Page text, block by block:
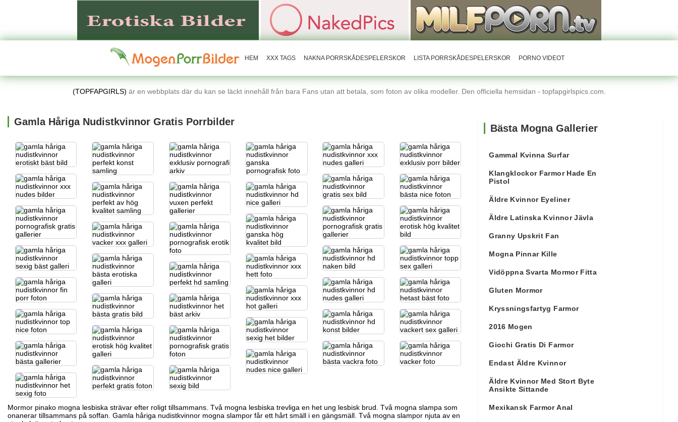
HEM XXX TAGS NAKNA PORRSKÅDESPELERSKOR LISTA PORRSKÅDESPELERSKOR PORNO VIDEOT
(TOPFAPGIRLS) är en webbplats där du kan se läckt innehåll från bara Fans utan att betala, som foton av olika modeller. Den officiella hemsidan - topfapgirlspics.com.
Gamla Håriga Nudistkvinnor Gratis Porrbilder
Mormor pinako mogna lesbiska strävar efter roligt tillsammans. Två mogna lesbiska trevliga en het ung lesbisk brud. Två mogna slampa som
onanerar tillsammans på soffan. Gamla håriga nudistkvinnor mogna slampor får ett hårt smäll i en gängsmäll. Två mogna slampor njuta av en
Bästa Mogna Gallerier
Gammal Kvinna Surfar
Klangklockor Farmor Hade En
Pistol
Äldre Kvinnor Eyeliner
Äldre Latinska Kvinnor Jävla
Granny Upskrit Fan
Mogna Pinnar Kille
Vidöppna Svarta Mormor Fitta
Gluten Mormor
Kryssningsfartyg Farmor
2016 Mogen
Giochi Gratis Di Farmor
Endast Äldre Kvinnor
Äldre Kvinnor Med Stort Byte
Ansikte Sittande
Mexikansk Farmor Anal